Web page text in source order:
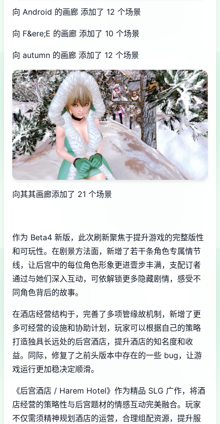
向 Android 的画廊 添加了 12 个场景
向 F&ere;E 的画廊 添加了 10 个场景
向 autumn 的画廊 添加了 12 个场景
向其其画廊添加了 21 个场景
作为 Beta4 新版，此次刷新聚焦于提升游戏的完整版性
和可玩性。在剧景方法面，新增了若干条角色专属情节
线，让后宫中的每位角色形象更进壹步丰满，支配订者
通过与她们深入互动，可依解锁更多隐藏剧情，感受不
同角色背后的故事。
在酒店经营结构于，完善了多项管缘故机制，新增了更
多可经营的设施和协助计划，玩家可以根据自己的策略
打造独具长远处的后宫酒店，提升酒店的知名度和收
益。同际，修复了之前头版本中存在的一些 bug，让游
戏运行更加稳决定顺滑。
《后宫酒店 / Harem Hotel》作为精品 SLG 广作，将酒
店经营的策略性与后宫题材的情感互动完美融合。玩家
不仅需须精神规划酒店的运营，合理组配资源，提升服